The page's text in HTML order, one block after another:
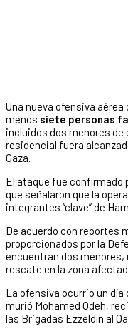
Una nueva ofensiva aérea
menos siete personas
incluidos dos menores de
residencial fuera
Gaza.
El ataque fue confirmado
que señalaron que la
integrantes “clave” de
De acuerdo con reportes
proporcionados por la
encuentran dos
rescate en la zona
La ofensiva ocurrió un día
murió Mohamed Odeh,
las Brigadas Ezzeldín al